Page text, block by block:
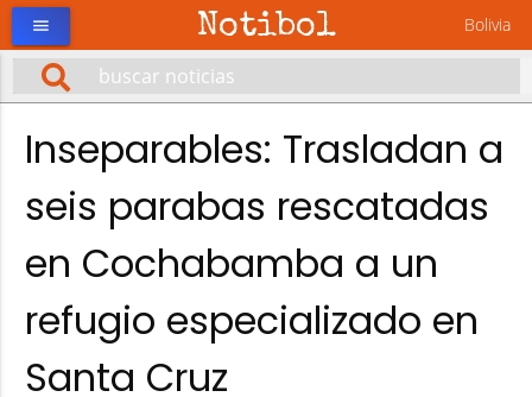
Notibol Bolivia
menu
Inseparables: Trasladan a
seis parabas rescatadas
en Cochabamba a un
refugio especializado en
Santa Cruz